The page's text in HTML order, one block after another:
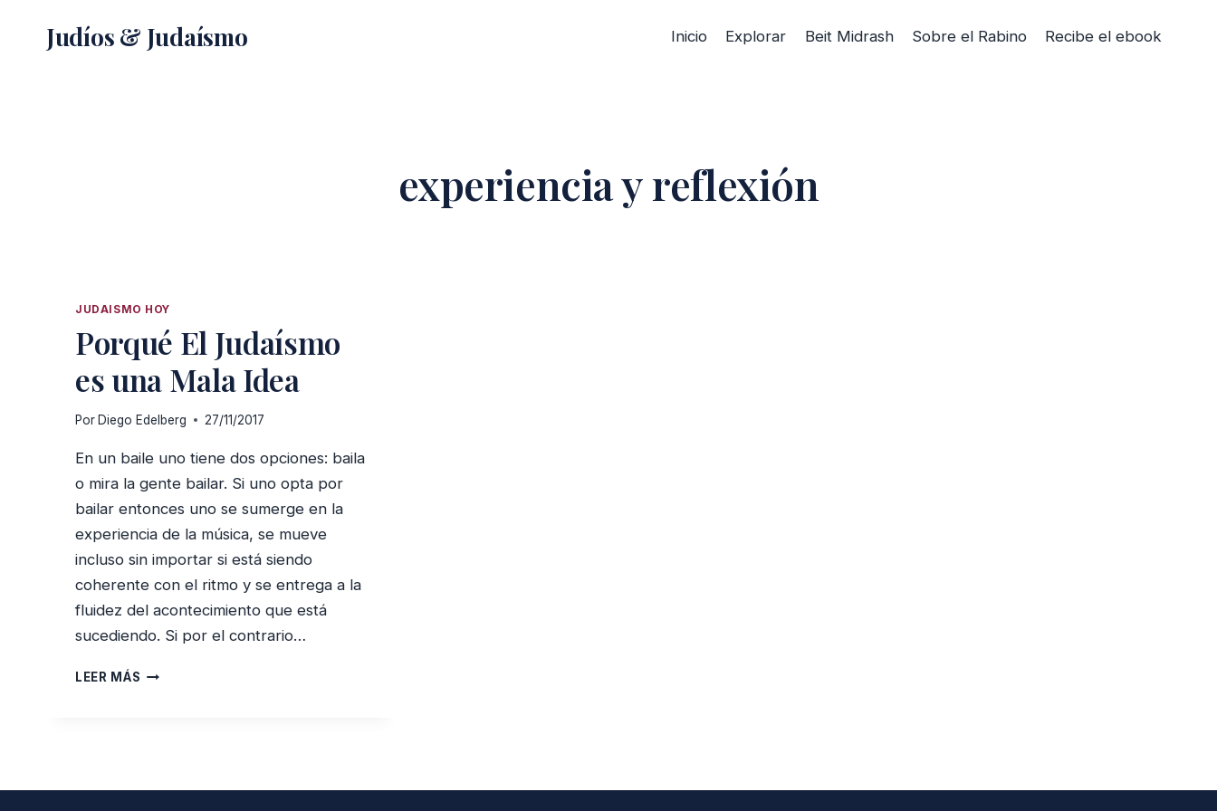
Judíos & Judaísmo Inicio Explorar Beit Midrash Sobre el Rabino Recibe el ebook
experiencia y reflexión
JUDAISMO HOY
Porqué El Judaísmo
es una Mala Idea
Por Diego Edelberg 27/11/2017
En un baile uno tiene dos opciones: baila
o mira la gente bailar. Si uno opta por
bailar entonces uno se sumerge en la
experiencia de la música, se mueve
incluso sin importar si está siendo
coherente con el ritmo y se entrega a la
fluidez del acontecimiento que está
sucediendo. Si por el contrario…
LEER MÁS PORQUÉ
IDEA